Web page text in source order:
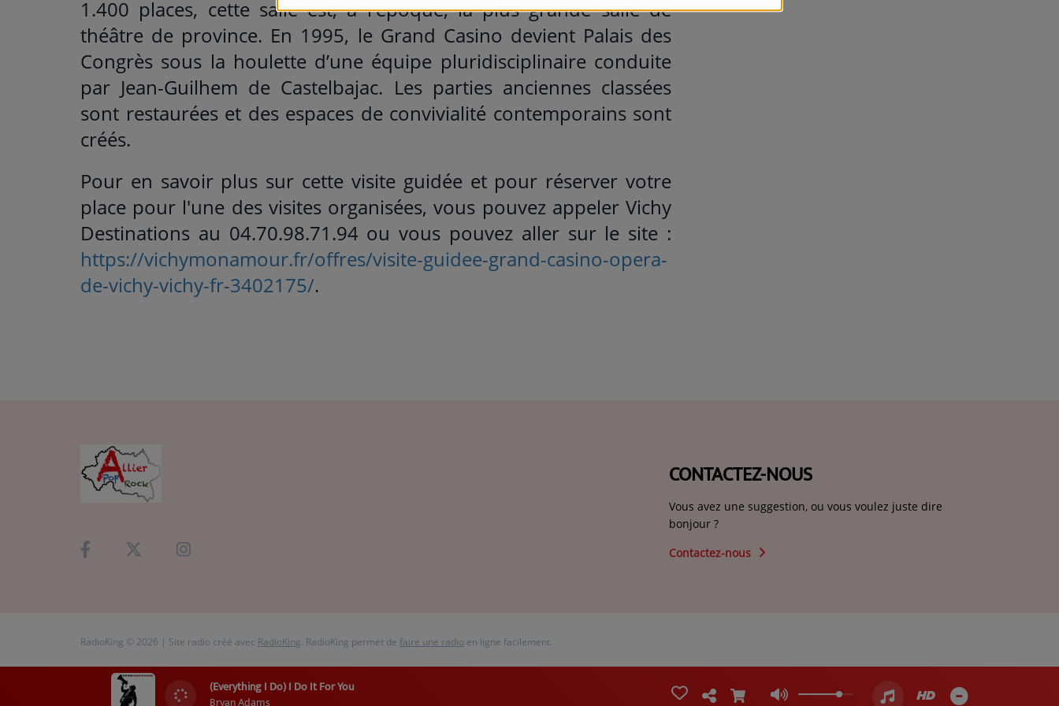
(Everything I Do) I Do It For You
1.400 places, cette salle est, à l'époque, la plus grande salle de
théâtre de province. En 1995, le Grand Casino devient Palais des
Congrès sous la houlette d’une équipe pluridisciplinaire conduite
par Jean-Guilhem de Castelbajac. Les parties anciennes classées
sont restaurées et des espaces de convivialité contemporains sont
créés.
Pour en savoir plus sur cette visite guidée et pour réserver votre
place pour l'une des visites organisées, vous pouvez appeler Vichy
Destinations au 04.70.98.71.94 ou vous pouvez aller sur le site :
https://vichymonamour.fr/offres/visite-guidee-grand-casino-opera-
de-vichy-vichy-fr-3402175/.
CONTACTEZ-NOUS
Vous avez une suggestion, ou vous voulez juste dire
bonjour ?
Contactez-nous
RadioKing © 2026 | Site radio créé avec RadioKing. RadioKing permet de faire une radio en ligne facilement.